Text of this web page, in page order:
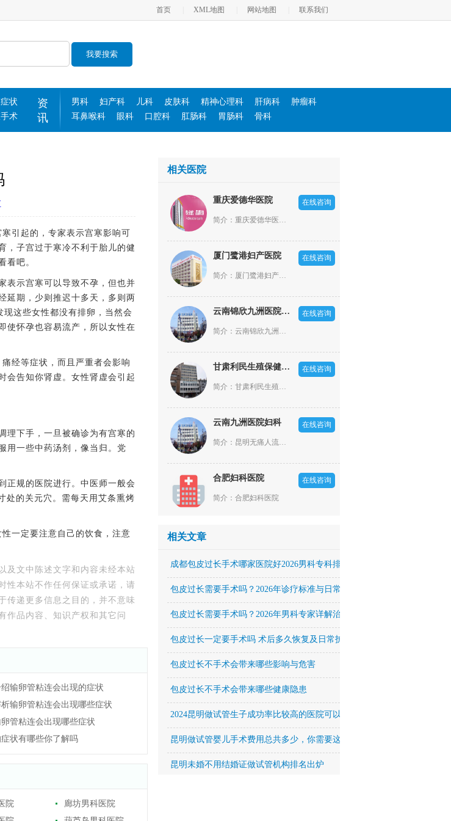
联系我们
网站地图
XML地图
首页
我要搜索
状
术
资
讯
男科 妇产科 儿科 皮肤科 精神心理科 肝病科
肿瘤科
耳鼻喉科
眼科 口腔科 肛肠科 胃肠科 骨科
引起的，专家表示宫寒影响可
，子宫过于寒冷不利于胎儿的健
看吧。
示宫寒可以导致不孕，但也并
延期，少则推迟十多天，多则两
这些女性都没有排卵，当然会
使怀孕也容易流产，所以女性在
经等症状，而且严重者会影响
会告知你肾虚。女性肾虚会引起
下手，一旦被确诊为有宫寒的
用一些中药汤剂，像当归。党
规的医院进行。中医师一般会
处的关元穴。需每天用艾条熏烤
一定要注意自己的饮食，注意
及文中陈述文字和内容未经本站
性本站不作任何保证或承诺，请
传递更多信息之目的，并不意味
作品内容、知识产权和其它问
输卵管粘连会出现的症状
输卵管粘连会出现哪些症状
管粘连会出现哪些症状
状有哪些你了解吗
院
廊坊男科医院
相关医院
重庆爱德华医院
简介：重庆爱德华医院依照“高新全，优中优”的大专科小综合模式发展，设立了男科、不孕不育科、妇产科、肛肠科、医疗美容科、肝病科、内科、外科、耳鼻喉科、体检科等20余个科室。
在线咨询
厦门鹭港妇产医院
简介：厦门鹭港妇产医院是一家依照厦门市政府规划部署，经厦门市卫生局批准成立的，集医疗、科研、预防、保健为一体的二级妇产专科医院。坐落于现代化的港口风景旅游城市厦门市，经济、文化、交通——厦门火车站正对面(厦门市湖滨东路9号)，西临罗宾森商业，东朝厦门梧村长途汽车站。是厦门市核心地带，商贸经济繁华，交通便利，环璄优美。
在线咨询
云南锦欣九洲医院男科
简介：云南锦欣九洲医院是一所按照国家标准建设的现代化医院，医院成立于2002年，原名云南九洲泌尿生殖专科医院，开设有泌尿外科、男性科、妇产科、不孕不育科四大特色专科以及内科、外科、皮肤科、中医科、麻醉科、影像科、检验科、病理科等专业科室
在线咨询
甘肃利民生殖保健医院
简介：甘肃利民生殖保健医院是一家集医疗、预防、保健、咨询为一体的现代化人流类疾病医院。多年来，甘肃利民生殖保健医院始终坚持“一切以患者为中心”的服务理念，不仅为女性提供妇科疾病治疗、预防体检、心理咨询等医疗服务，还推行绿色人文医疗，开展“门诊一站式”服务，悉心体恤女性心灵，让女性在保健院感受到家的温馨与呵护。
在线咨询
云南九洲医院妇科
简介：昆明无痛人流医院哪家好?意外怀孕了,在昆明做无痛人流手术,来云南九洲医院妇科,云南九洲医院妇科是昆明地区正规的无痛人流医院,是您做妇科手术,治疗妇科疾病好的选择.
在线咨询
合肥妇科医院
简介：合肥妇科医院
在线咨询
相关文章
成都包皮过长手术哪家医院好2026男科专科排名
包皮过长需要手术吗？2026年诊疗标准与日常护理全解析
包皮过长需要手术吗？2026年男科专家详解治疗方法与恢复周期
包皮过长一定要手术吗 术后多久恢复及日常护理要点
包皮过长不手术会带来哪些影响与危害
包皮过长不手术会带来哪些健康隐患
2024昆明做试管生子成功率比较高的医院可以签约吗？
昆明做试管婴儿手术费用总共多少，你需要这么多！
昆明未婚不用结婚证做试管机构排名出炉